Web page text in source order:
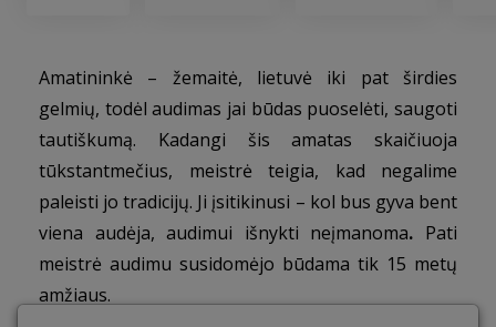
Amatininkė – žemaitė, lietuvė iki pat širdies
gelmių, todėl audimas jai būdas puoselėti, saugoti
tautiškumą. Kadangi šis amatas skaičiuoja
tūkstantmečius, meistrė teigia, kad negalime
paleisti jo tradicijų. Ji įsitikinusi – kol bus gyva bent
viena audėja, audimui išnykti neįmanoma. Pati
meistrė audimu susidomėjo būdama tik 15 metų
amžiaus.